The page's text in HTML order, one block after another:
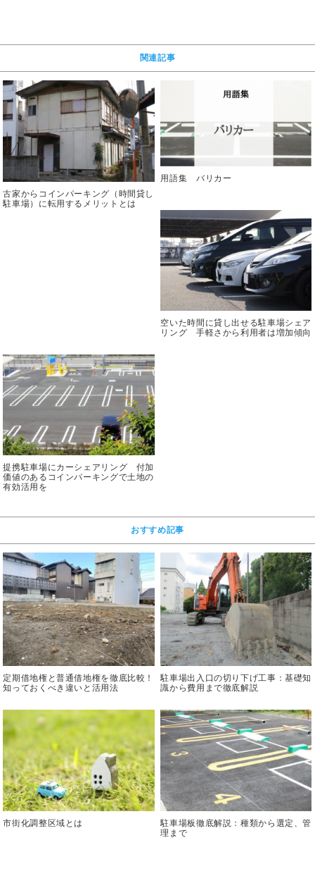
関連記事
古家からコインパーキング（時間貸し
駐車場）に転用するメリットとは
用語集 バリカー
空いた時間に貸し出せる駐車場シェア
リング 手軽さから利用者は増加傾向
提携駐車場にカーシェアリング 付加
価値のあるコインパーキングで土地の
有効活用を
おすすめ記事
定期借地権と普通借地権を徹底比較！
知っておくべき違いと活用法
駐車場出入口の切り下げ工事：基礎知
識から費用まで徹底解説
市街化調整区域とは
駐車場板徹底解説：種類から選定、管
理まで